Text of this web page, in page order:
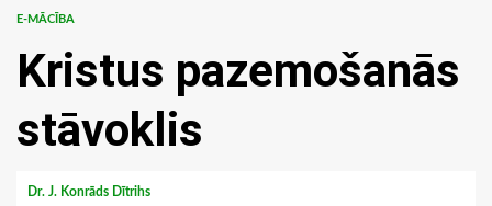
E-MĀCĪBA
Kristus pazemošanās
stāvoklis
Dr. J. Konrāds Dītrihs